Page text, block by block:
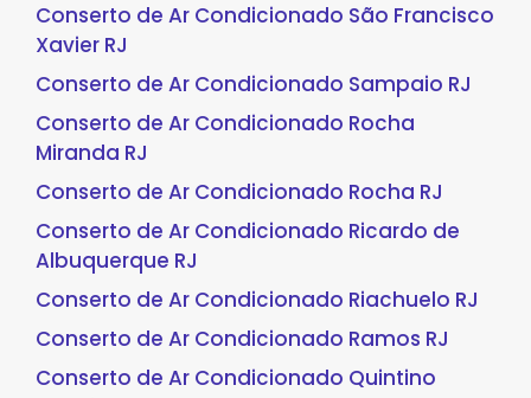
Conserto de Ar Condicionado São Francisco
Xavier RJ
Conserto de Ar Condicionado Sampaio RJ
Conserto de Ar Condicionado Rocha
Miranda RJ
Conserto de Ar Condicionado Rocha RJ
Conserto de Ar Condicionado Ricardo de
Albuquerque RJ
Conserto de Ar Condicionado Riachuelo RJ
Conserto de Ar Condicionado Ramos RJ
Conserto de Ar Condicionado Quintino